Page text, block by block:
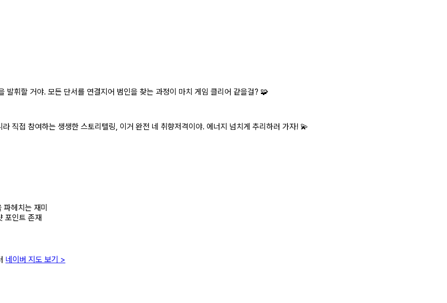
발휘할 거야. 모든 단서를 연결지어 범인을 찾는 과정이 마치 게임 클리어 같을걸? 🧩
직접 참여하는 생생한 스토리텔링, 이거 완전 네 취향저격이야. 에너지 넘치게 추리하러 가자! 💫
헤치는 재미
포인트 존재
네이버 지도 보기 >